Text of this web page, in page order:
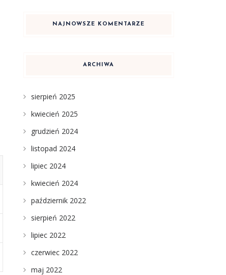
NAJNOWSZE KOMENTARZE
ARCHIWA
sierpień 2025
kwiecień 2025
grudzień 2024
listopad 2024
lipiec 2024
kwiecień 2024
październik 2022
sierpień 2022
lipiec 2022
czerwiec 2022
maj 2022